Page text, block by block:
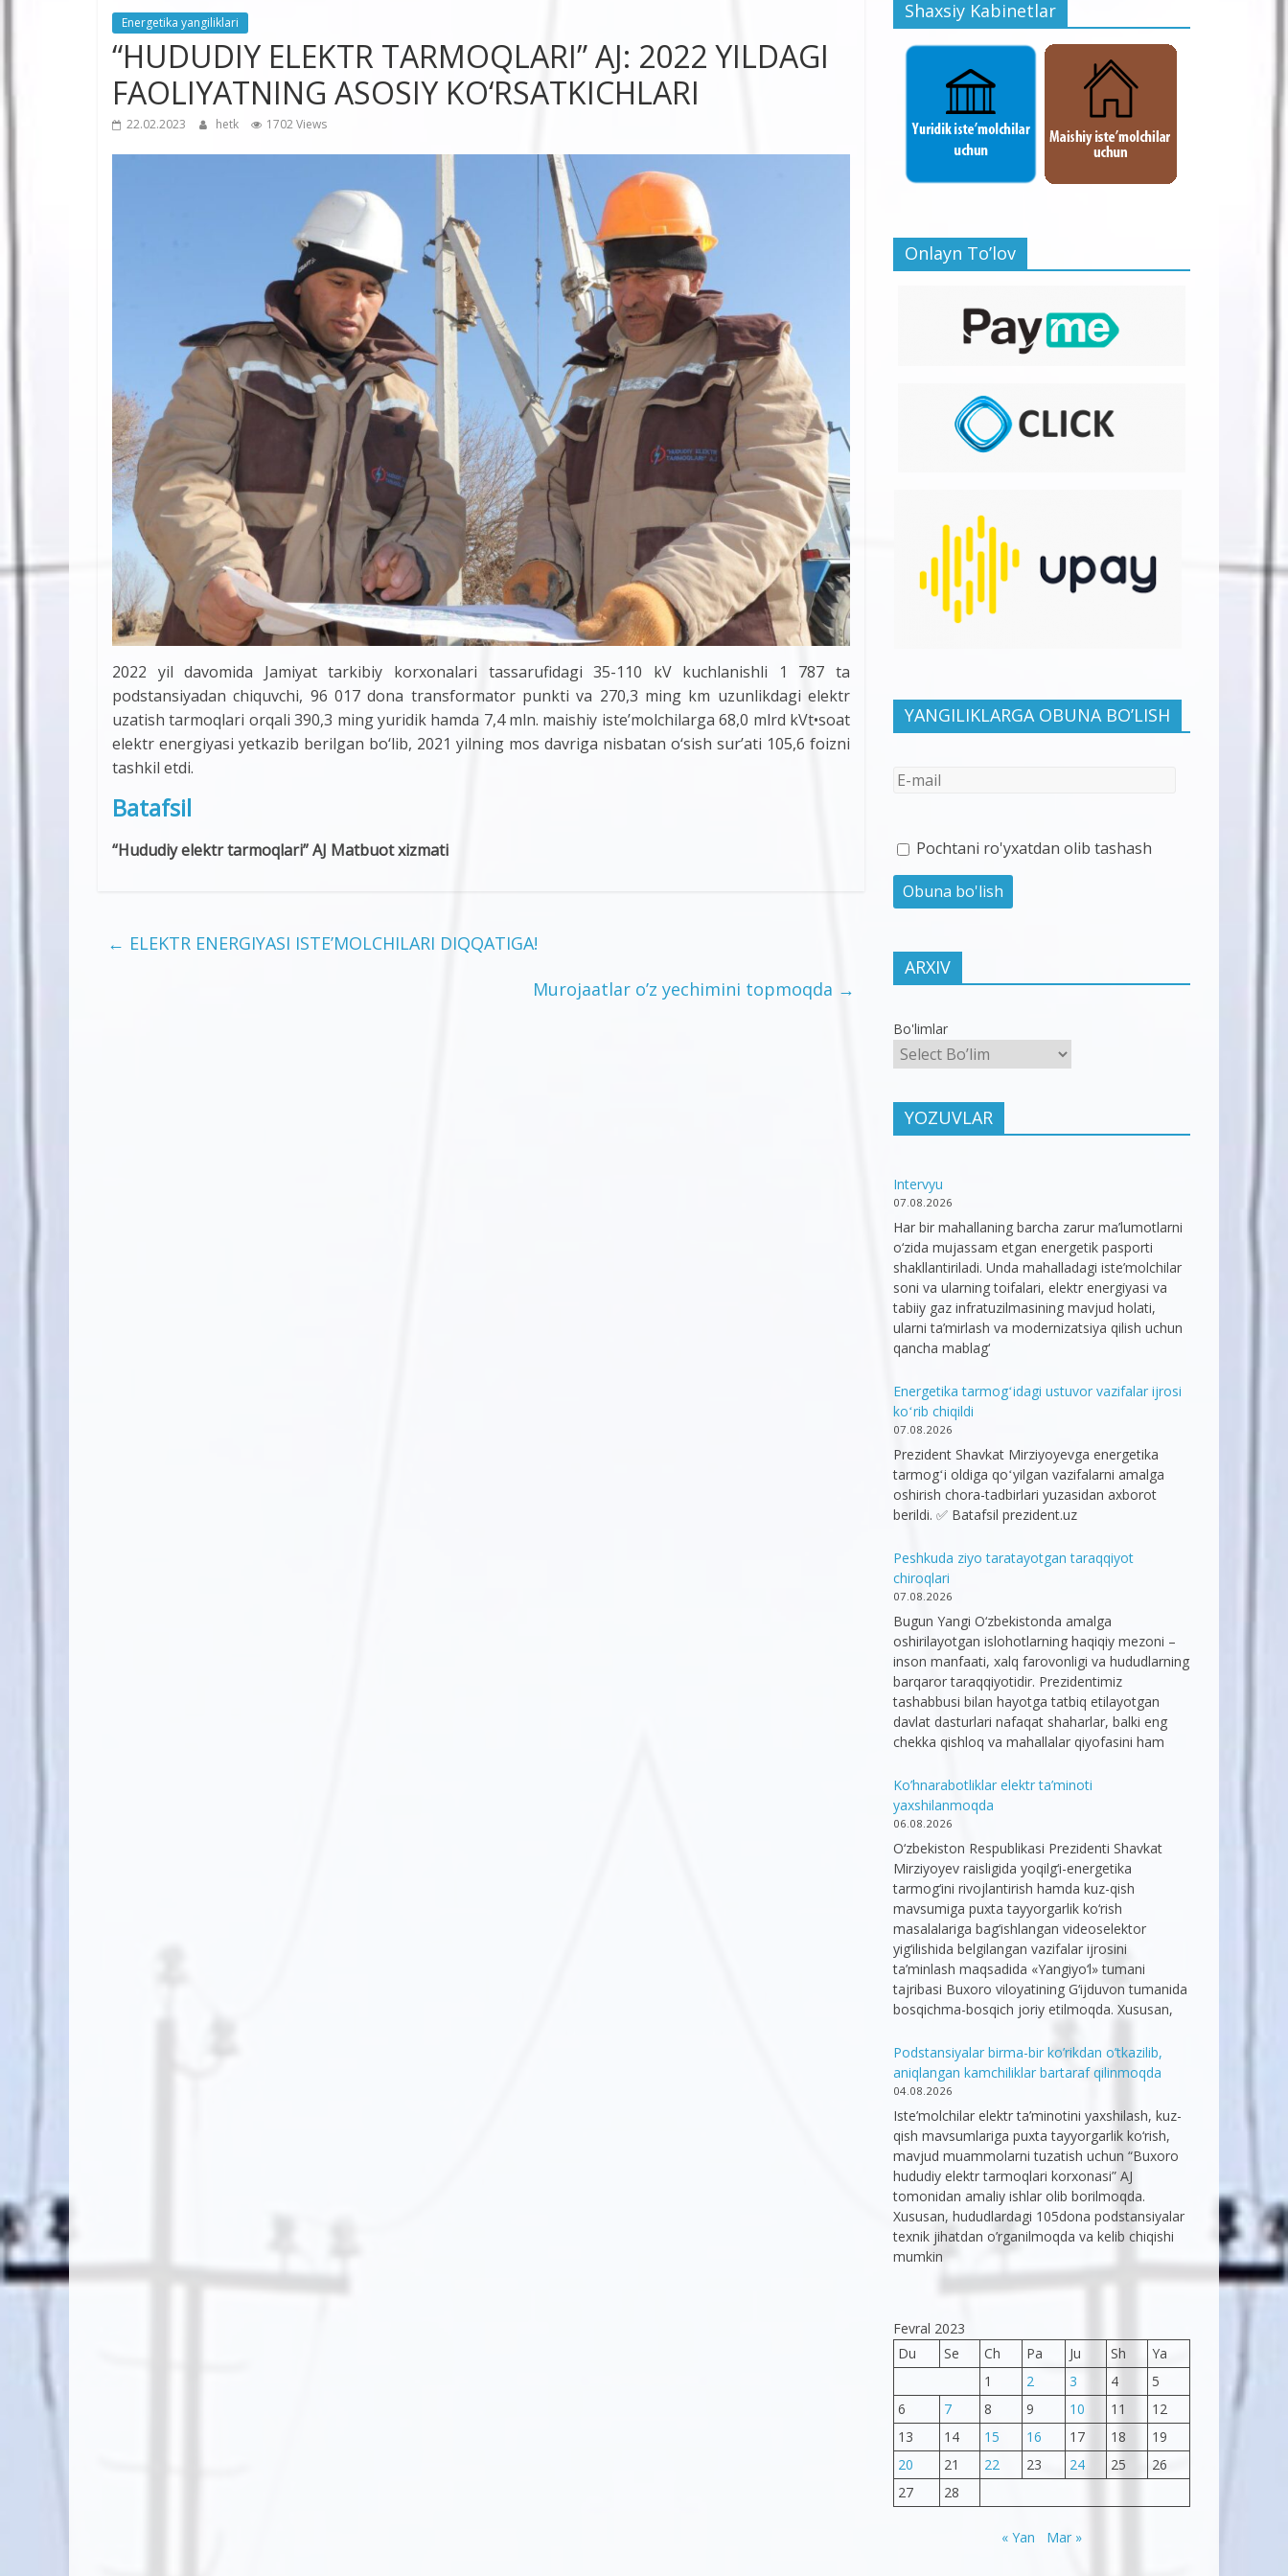
Energetika yangiliklari
“HUDUDIY ELEKTR TARMOQLARI” AJ: 2022 YILDAGI
FAOLIYATNING ASOSIY KО‘RSATKICHLARI
22.02.2023 hetk 1702 Views
2022 yil davomida Jamiyat tarkibiy korxonalari tassarufidagi 35-110 kV kuchlanishli 1 787 ta
podstansiyadan chiquvchi, 96 017 dona transformator punkti va 270,3 ming km uzunlikdagi elektr
uzatish tarmoqlari orqali 390,3 ming yuridik hamda 7,4 mln. maishiy iste’molchilarga 68,0 mlrd kVt•soat
elektr energiyasi yetkazib berilgan bо‘lib, 2021 yilning mos davriga nisbatan о‘sish sur’ati 105,6 foizni
tashkil etdi.
Batafsil
“Hududiy elektr tarmoqlari” AJ Matbuot xizmati
← ELEKTR ENERGIYASI ISTE’MOLCHILARI DIQQATIGA!
Murojaatlar o’z yechimini topmoqda →
Shaxsiy Kabinetlar
Onlayn To’lov
YANGILIKLARGA OBUNA BO’LISH
Pochtani ro'yxatdan olib tashash
ARXIV
Bo'limlar
YOZUVLAR
Intervyu
07.08.2026
Har bir mahallaning barcha zarur ma’lumotlarni
o‘zida mujassam etgan energetik pasporti
shakllantiriladi. Unda mahalladagi iste’molchilar
soni va ularning toifalari, elektr energiyasi va
tabiiy gaz infratuzilmasining mavjud holati,
ularni ta’mirlash va modernizatsiya qilish uchun
qancha mablag‘
Energetika tarmogʻidagi ustuvor vazifalar ijrosi
koʻrib chiqildi
07.08.2026
Prezident Shavkat Mirziyoyevga energetika
tarmogʻi oldiga qoʻyilgan vazifalarni amalga
oshirish chora-tadbirlari yuzasidan axborot
berildi. ✅ Batafsil prezident.uz
Peshkuda ziyo taratayotgan taraqqiyot
chiroqlari
07.08.2026
Bugun Yangi O‘zbekistonda amalga
oshirilayotgan islohotlarning haqiqiy mezoni –
inson manfaati, xalq farovonligi va hududlarning
barqaror taraqqiyotidir. Prezidentimiz
tashabbusi bilan hayotga tatbiq etilayotgan
davlat dasturlari nafaqat shaharlar, balki eng
chekka qishloq va mahallalar qiyofasini ham
Ko’hnarabotliklar elektr ta’minoti
yaxshilanmoqda
06.08.2026
O‘zbekiston Respublikasi Prezidenti Shavkat
Mirziyoyev raisligida yoqilg‘i-energetika
tarmog‘ini rivojlantirish hamda kuz-qish
mavsumiga puxta tayyorgarlik ko‘rish
masalalariga bag‘ishlangan videoselektor
yig‘ilishida belgilangan vazifalar ijrosini
ta’minlash maqsadida «Yangiyo‘l» tumani
tajribasi Buxoro viloyatining G‘ijduvon tumanida
bosqichma-bosqich joriy etilmoqda. Xususan,
Podstansiyalar birma-bir ko’rikdan o’tkazilib,
aniqlangan kamchiliklar bartaraf qilinmoqda
04.08.2026
Iste’molchilar elektr ta’minotini yaxshilash, kuz-
qish mavsumlariga puxta tayyorgarlik ko‘rish,
mavjud muammolarni tuzatish uchun “Buxoro
hududiy elektr tarmoqlari korxonasi” AJ
tomonidan amaliy ishlar olib borilmoqda.
Xususan, hududlardagi 105dona podstansiyalar
texnik jihatdan o’rganilmoqda va kelib chiqishi
mumkin
Fevral 2023
Du
Se Ch Pa Ju Sh
Ya
1
2 3 4
5
6
7 8 9 10 11
12
13
14 15 16 17 18
19
20
21 22 23 24 25
26
27
28
« Yan Mar »